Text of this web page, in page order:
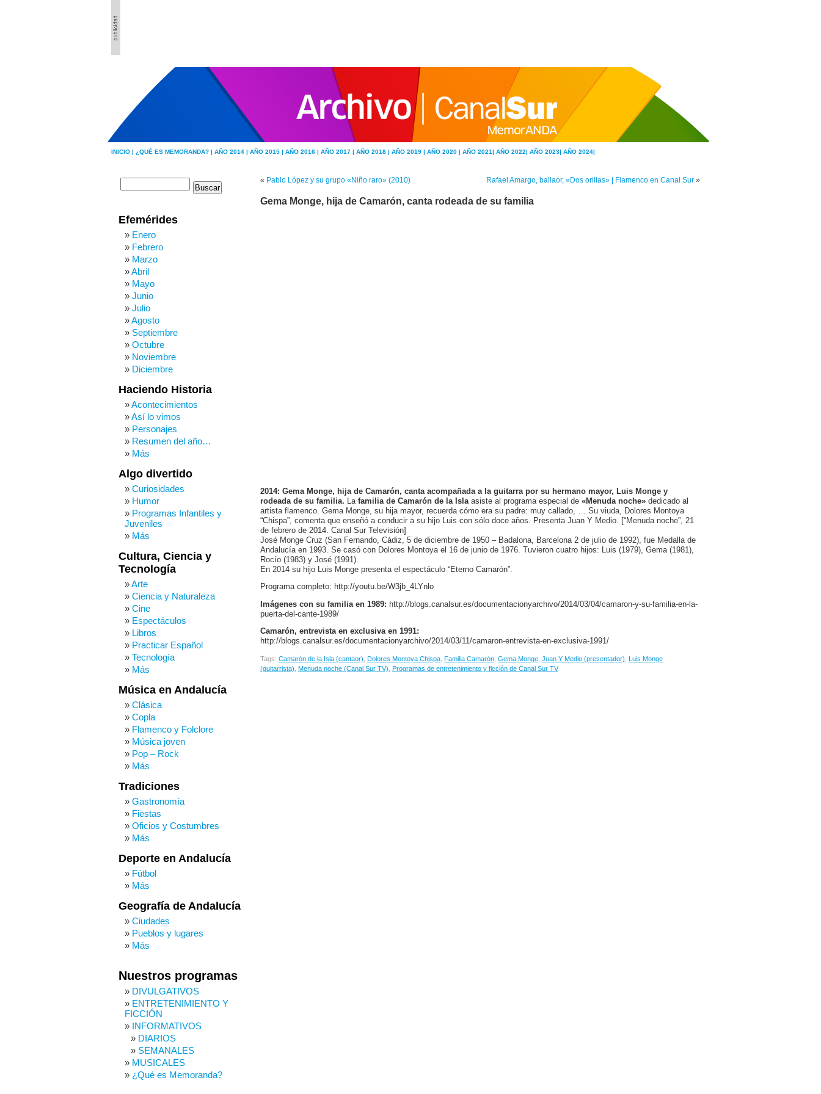
INICIO | ¿QUÉ ES MEMORANDA? | AÑO 2014 | AÑO 2015 | AÑO 2016 | AÑO 2017 | AÑO 2018 | AÑO 2019 | AÑO 2020 | AÑO 2021| AÑO 2022| AÑO 2023| AÑO 2024|
« Pablo López y su grupo «Niño raro» (2010) Rafael Amargo, bailaor, «Dos orillas» | Flamenco en Canal Sur »
Gema Monge, hija de Camarón, canta rodeada de su familia
2014: Gema Monge, hija de Camarón, canta acompañada a la guitarra por su hermano mayor, Luis Monge y
rodeada de su familia. La familia de Camarón de la Isla asiste al programa especial de «Menuda noche» dedicado al
artista flamenco. Gema Monge, su hija mayor, recuerda cómo era su padre: muy callado, … Su viuda, Dolores Montoya
“Chispa”, comenta que enseñó a conducir a su hijo Luis con sólo doce años. Presenta Juan Y Medio. [“Menuda noche”, 21
de febrero de 2014. Canal Sur Televisión]
José Monge Cruz (San Fernando, Cádiz, 5 de diciembre de 1950 – Badalona, Barcelona 2 de julio de 1992), fue Medalla de
Andalucía en 1993. Se casó con Dolores Montoya el 16 de junio de 1976. Tuvieron cuatro hijos: Luis (1979), Gema (1981),
Rocío (1983) y José (1991).
En 2014 su hijo Luis Monge presenta el espectáculo “Eterno Camarón”.
Programa completo: http://youtu.be/W3jb_4LYnlo
Imágenes con su familia en 1989: http://blogs.canalsur.es/documentacionyarchivo/2014/03/04/camaron-y-su-familia-en-la-
puerta-del-cante-1989/
Camarón, entrevista en exclusiva en 1991:
http://blogs.canalsur.es/documentacionyarchivo/2014/03/11/camaron-entrevista-en-exclusiva-1991/
Tags: Camarón de la Isla (cantaor) Dolores Montoya Chispa Familia Camarón Gema Monge Juan Y Medio (presentador) Luis Monge
(guitarrista) Menuda noche (Canal Sur TV) Programas de entretenimiento y ficción de Canal Sur TV
Efemérides
Enero
Febrero
Marzo
Abril
Mayo
Junio
Julio
Agosto
Septiembre
Octubre
Noviembre
Diciembre
Haciendo Historia
Acontecimientos
Así lo vimos
Personajes
Resumen del año…
Más
Algo divertido
Curiosidades
Humor
Programas Infantiles y
Juveniles
Más
Cultura, Ciencia y
Tecnología
Arte
Ciencia y Naturaleza
Cine
Espectáculos
Libros
Practicar Español
Tecnología
Más
Música en Andalucía
Clásica
Copla
Flamenco y Folclore
Música joven
Pop – Rock
Más
Tradiciones
Gastronomía
Fiestas
Oficios y Costumbres
Más
Deporte en Andalucía
Fútbol
Más
Geografía de Andalucía
Ciudades
Pueblos y lugares
Más
Nuestros programas
DIVULGATIVOS
ENTRETENIMIENTO Y
FICCIÓN
INFORMATIVOS
DIARIOS
SEMANALES
MUSICALES
¿Qué es Memoranda?